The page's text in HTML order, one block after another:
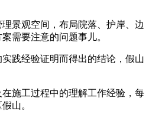
景观空间，布局院落、护岸、边
需要注意的问题事儿。
践经验证明而得出的结论，假山
施工过程中的理解工作经验，每
山。